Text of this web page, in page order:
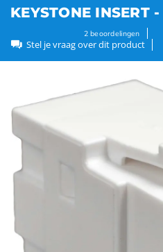
KEYSTONE INSERT
2beoordelingen
Stel je vraag over dit product